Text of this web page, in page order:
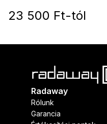
23 500 Ft-tól
Radaway
Rólunk
Garancia